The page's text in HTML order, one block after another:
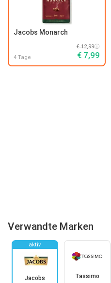
Jacobs Monarch
4 Tage
€ 12,99
€ 7,99
Verwandte Marken
aktiv
Jacobs Tassimo